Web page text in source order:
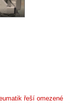
řeší omezené